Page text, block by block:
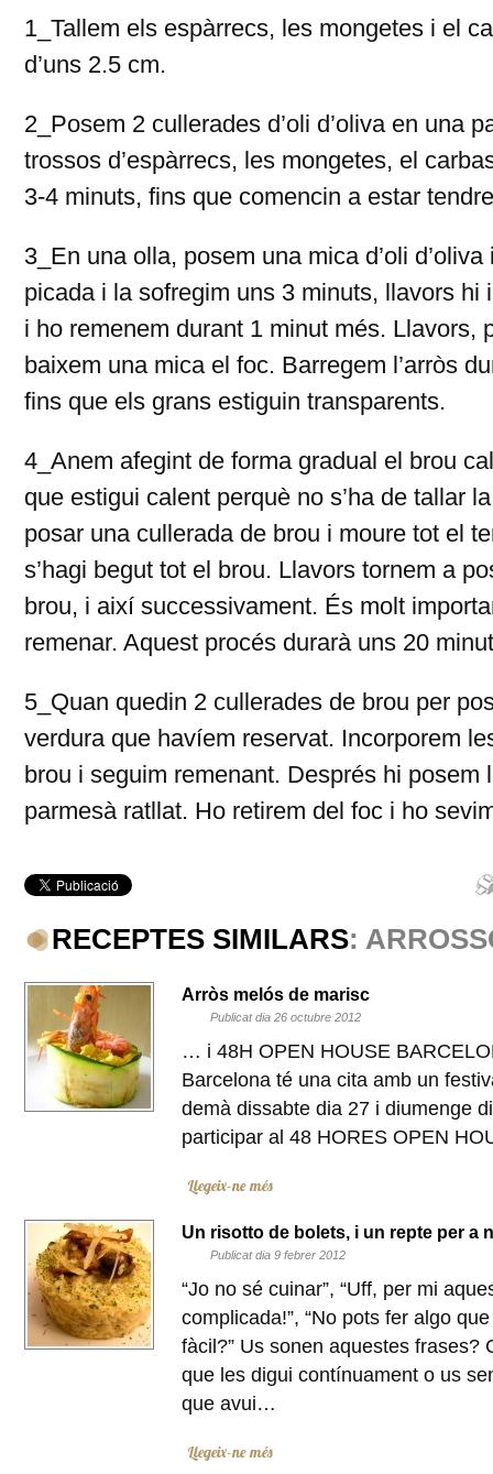
1_Tallem els espàrrecs, les mongetes i el
d’uns 2.5 cm.
2_Posem 2 cullerades d’oli d’oliva en una
trossos d’espàrrecs, les mongetes, el
3-4 minuts, fins que comencin a estar
3_En una olla, posem una mica d’oli
picada i la sofregim uns 3 minuts, llavors hi
i ho remenem durant 1 minut més. Llavors,
baixem una mica el foc. Barregem l’arròs
fins que els grans estiguin transparents.
4_Anem afegint de forma gradual el brou
que estigui calent perquè no s’ha de tallar
posar una cullerada de brou i moure tot el
s’hagi begut tot el brou. Llavors tornem a
brou, i així successivament. És molt
remenar. Aquest procés durarà uns 20
5_Quan quedin 2 cullerades de brou per
verdura que havíem reservat. Incorporem
brou i seguim remenant. Després hi posem
parmesà ratllat. Ho retirem del foc i ho
RECEPTES SIMILARS:
Arròs melós de marisc
Publicat dia 26 octubre 2012
… i 48H OPEN HOUSE
Barcelona té una cita amb un
demà dissabte dia 27 i diumenge
participar al 48 HORES OPEN
Llegeix-ne més
Un risotto de bolets, i un repte per a
Publicat dia 9 febrer 2012
“Jo no sé cuinar”, “Uff, per mi
complicada!”, “No pots fer algo
fàcil?” Us sonen aquestes frases?
que les digui contínuament o us
que avui…
Llegeix-ne més